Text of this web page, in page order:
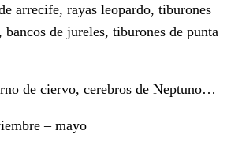
arrecife, rayas leopardo, tiburones
de jureles, tiburones de punta
de ciervo, cerebros de Neptuno…
– mayo